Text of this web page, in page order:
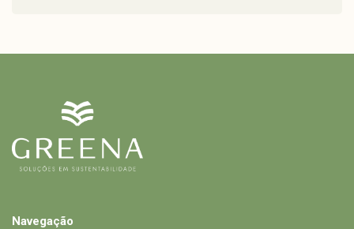
Navegação